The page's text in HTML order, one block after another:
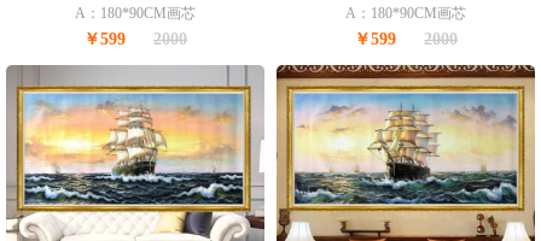
A：180*90CM画芯
￥599 2000
尺寸
A：180*90CM画芯
￥599 2000